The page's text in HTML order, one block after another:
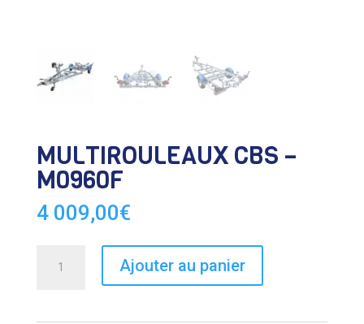
MULTIROULEAUX CBS –
M0960F
4 009,00€
Ajouter au panier